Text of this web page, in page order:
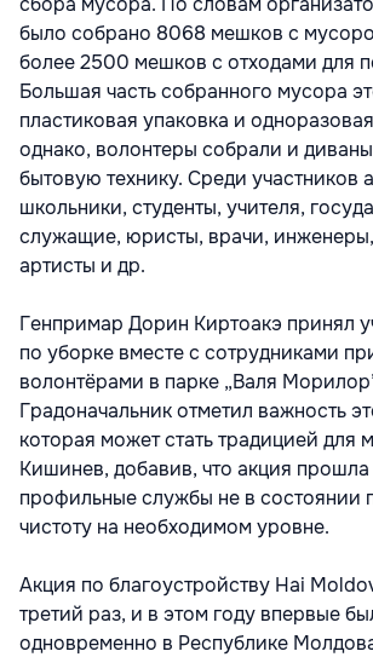
было собрано 8068 мешков с
более 2500 мешков с отходами для
Большая часть собранного мусора
пластиковая упаковка и
однако, волонтеры собрали и
бытовую технику. Среди участников
школьники, студенты, учителя,
служащие, юристы, врачи,
артисты и др.
Генпримар Дорин Киртоакэ принял
по уборке вместе с сотрудниками
волонтёрами в парке „Валя
Градоначальник отметил важность
которая может стать традицией для
Кишинев, добавив, что акция прошла
профильные службы не в состоянии
чистоту на необходимом уровне.
Акция по благоустройству Hai
третий раз, и в этом году впервые
одновременно в Республике